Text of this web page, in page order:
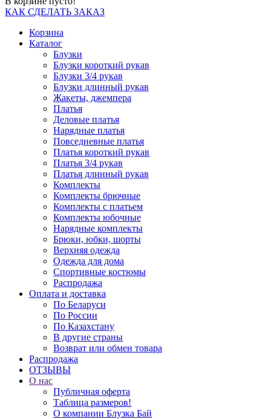
КАК СДЕЛАТЬ ЗАКАЗ
Корзина
Каталог
Блузки
Блузки короткий рукав
Блузки 3/4 рукав
Блузки длинный рукав
Жакеты, джемпера
Платья
Деловые платья
Нарядные платья
Повседневные платья
Платья короткий рукав
Платья 3/4 рукав
Платья длинный рукав
Комплекты
Комплекты брючные
Комплекты с платьем
Комплекты юбочные
Нарядные комплекты
Брюки, юбки, шорты
Верхняя одежда
Одежда для дома
Спортивные костюмы
Распродажа
Оплата и доставка
По Беларуси
По России
По Казахстану
В другие страны
Возврат или обмен товара
Распродажа
ОТЗЫВЫ
О нас
Публичная оферта
Таблица размеров!
О компании Блузка Бай